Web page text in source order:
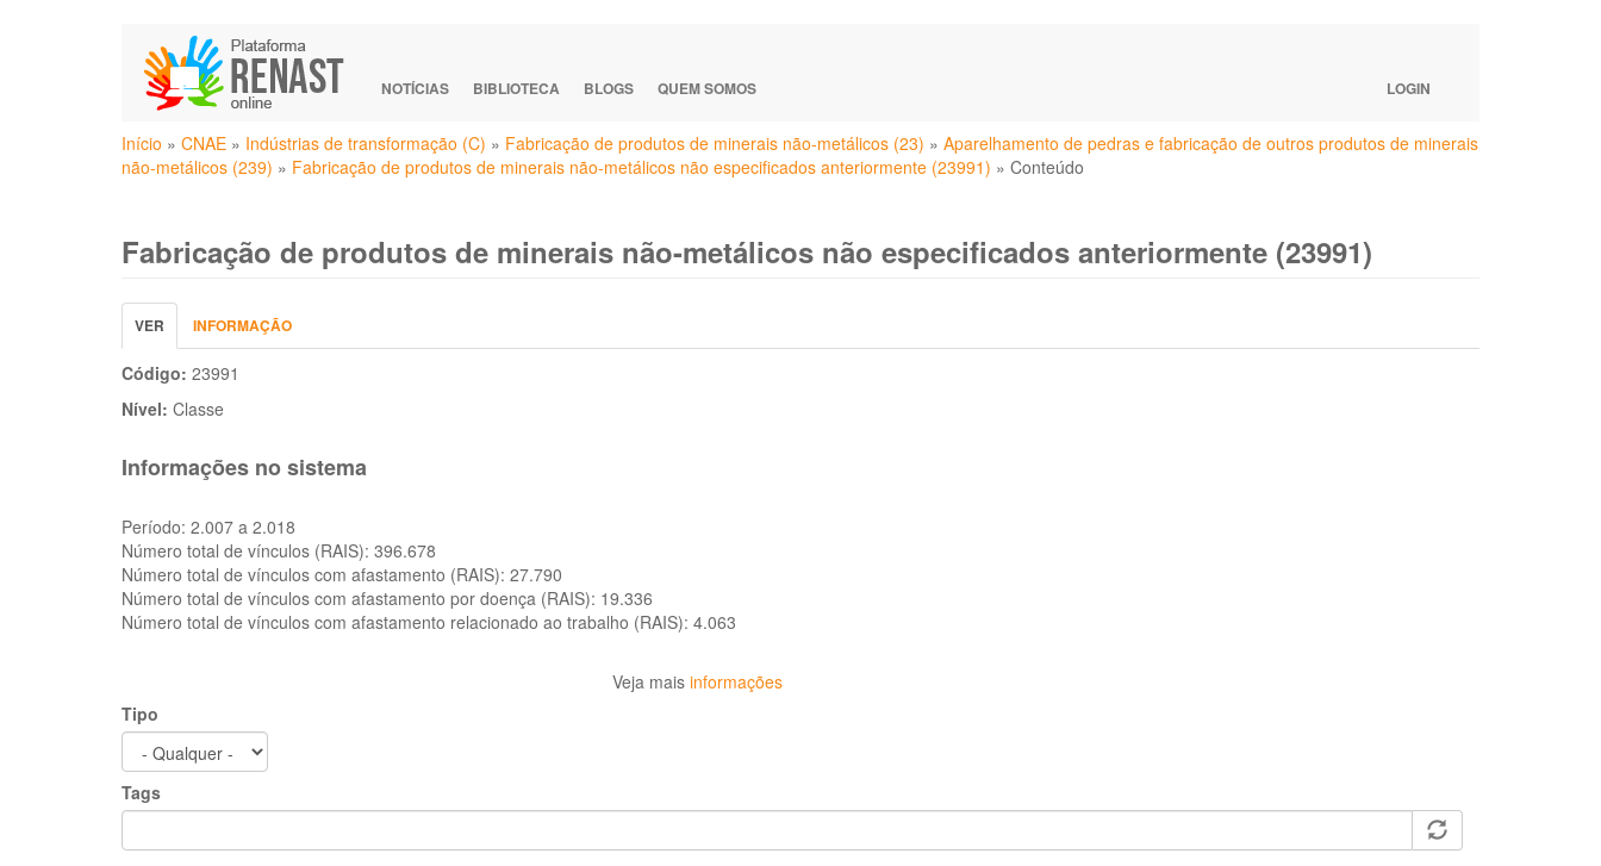
NOTÍCIAS BIBLIOTECA BLOGS QUEM SOMOS LOGIN
Você
está
Início » CNAE » Indústrias de transformação (C) » Fabricação de produtos de minerais não-metálicos (23) » Aparelhamento de pedras e fabricação de outros produtos de minerais
não-metálicos (239) » Fabricação de produtos de minerais não-metálicos não especificados anteriormente (23991) » Conteúdo
Fabricação de produtos de minerais não-metálicos não especificados anteriormente (23991)
Abas
primárias
VER (ABA
ATIVA)
INFORMAÇÃO
Código: 23991
Nível: Classe
Informações no sistema
Período: 2.007 a 2.018
Número total de vínculos (RAIS): 396.678
Número total de vínculos com afastamento (RAIS): 27.790
Número total de vínculos com afastamento por doença (RAIS): 19.336
Número total de vínculos com afastamento relacionado ao trabalho (RAIS): 4.063
Veja mais informações
Tipo
Tags